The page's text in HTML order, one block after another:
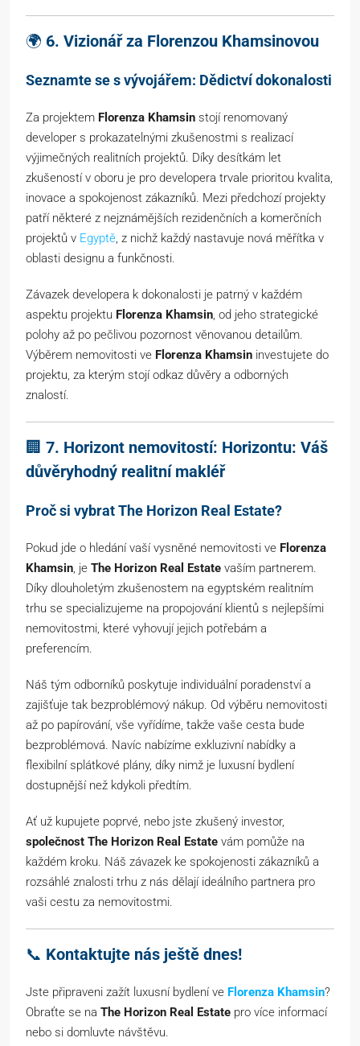
🌍 6. Vizionář za Florenzou Khamsinovou
Seznamte se s vývojářem: Dědictví dokonalosti
Za projektem Florenza Khamsin stojí renomovaný
developer s prokazatelnými zkušenostmi s realizací
výjimečných realitních projektů. Díky desítkám let
zkušeností v oboru je pro developera trvale prioritou kvalita,
inovace a spokojenost zákazníků. Mezi předchozí projekty
patří některé z nejznámějších rezidenčních a komerčních
projektů v Egyptě, z nichž každý nastavuje nová měřítka v
oblasti designu a funkčnosti.
Závazek developera k dokonalosti je patrný v každém
aspektu projektu Florenza Khamsin, od jeho strategické
polohy až po pečlivou pozornost věnovanou detailům.
Výběrem nemovitosti ve Florenza Khamsin investujete do
projektu, za kterým stojí odkaz důvěry a odborných
znalostí.
🏢 7. Horizont nemovitostí: Horizontu: Váš
důvěryhodný realitní makléř
Proč si vybrat The Horizon Real Estate?
Pokud jde o hledání vaší vysněné nemovitosti ve Florenza
Khamsin, je The Horizon Real Estate vaším partnerem.
Díky dlouholetým zkušenostem na egyptském realitním
trhu se specializujeme na propojování klientů s nejlepšími
nemovitostmi, které vyhovují jejich potřebám a
preferencím.
Náš tým odborníků poskytuje individuální poradenství a
zajišťuje tak bezproblémový nákup. Od výběru nemovitosti
až po papírování, vše vyřídíme, takže vaše cesta bude
bezproblémová. Navíc nabízíme exkluzivní nabídky a
flexibilní splátkové plány, díky nimž je luxusní bydlení
dostupnější než kdykoli předtím.
Ať už kupujete poprvé, nebo jste zkušený investor,
společnost The Horizon Real Estate vám pomůže na
každém kroku. Náš závazek ke spokojenosti zákazníků a
rozsáhlé znalosti trhu z nás dělají ideálního partnera pro
vaši cestu za nemovitostmi.
📞 Kontaktujte nás ještě dnes!
Jste připraveni zažít luxusní bydlení ve Florenza Khamsin?
Obraťte se na The Horizon Real Estate pro více informací
nebo si domluvte návštěvu.